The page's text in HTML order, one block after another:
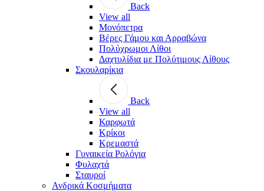
Back
View all
Μονόπετρα
Βέρες Γάμου και Αρραβώνα
Πολύχρωμοι Λίθοι
Δαχτυλίδια με Πολύτιμους Λίθους
Σκουλαρίκια
Back
View all
Καρφωτά
Κρίκοι
Κρεμαστά
Γυναικεία Ρολόγια
Φυλαχτά
Σταυροί
Ανδρικά Κοσμήματα